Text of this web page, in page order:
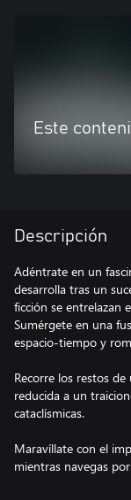
Este
Descripción
Adéntrate en un
desarrolla tras un
ficción se entrelazan
Sumérgete en una
espacio-tiempo y
Recorre los restos
reducida a un
cataclísmicas.
Maravíllate con el
mientras navegas